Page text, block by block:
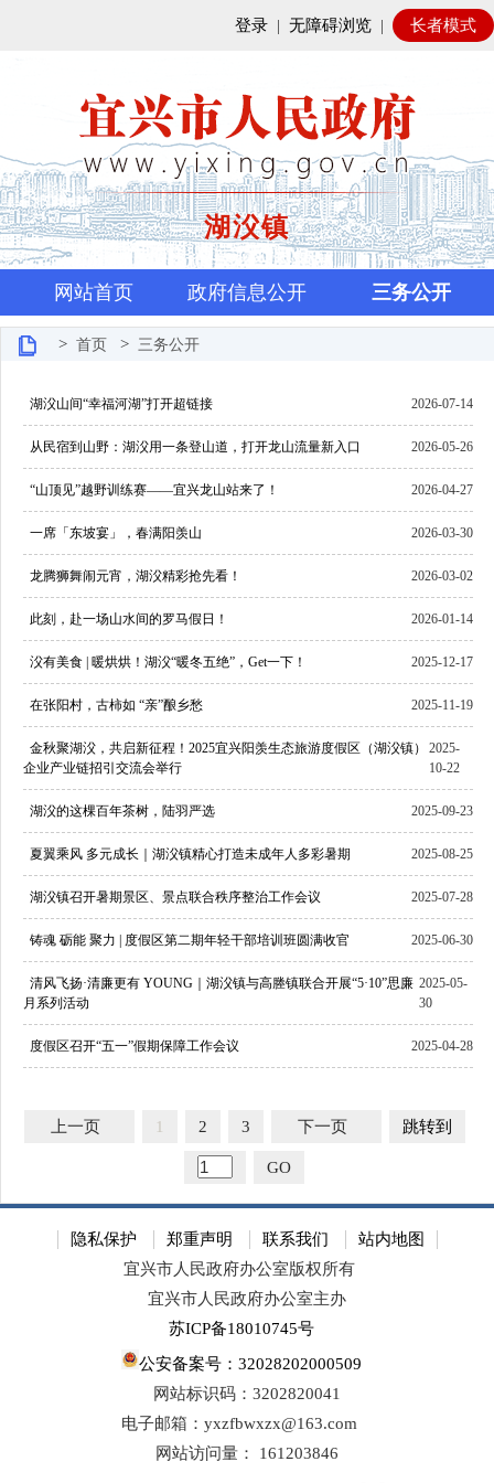
登录 | 无障碍浏览 | 长者模式
湖㳇镇
网站首页 政府信息公开 三务公开
> 首页 > 三务公开
湖㳇山间“幸福河湖”打开超链接 2026-07-14
从民宿到山野：湖㳇用一条登山道，打开龙山流量新入口 2026-05-26
“山顶见”越野训练赛——宜兴龙山站来了！ 2026-04-27
一席「东坡宴」，春满阳羡山 2026-03-30
龙腾狮舞闹元宵，湖㳇精彩抢先看！ 2026-03-02
此刻，赴一场山水间的罗马假日！ 2026-01-14
㳇有美食 | 暖烘烘！湖㳇“暖冬五绝”，Get一下！ 2025-12-17
在张阳村，古柿如 “亲”酿乡愁 2025-11-19
金秋聚湖㳇，共启新征程！2025宜兴阳羡生态旅游度假区（湖㳇镇）
企业产业链招引交流会举行
2025-
10-22
湖㳇的这棵百年茶树，陆羽严选 2025-09-23
夏翼乘风 多元成长｜湖㳇镇精心打造未成年人多彩暑期 2025-08-25
湖㳇镇召开暑期景区、景点联合秩序整治工作会议 2025-07-28
铸魂 砺能 聚力 | 度假区第二期年轻干部培训班圆满收官 2025-06-30
清风飞扬·清廉更有 YOUNG｜湖㳇镇与高塍镇联合开展“5·10”思廉
月系列活动
2025-05-
30
度假区召开“五一”假期保障工作会议 2025-04-28
上一页 1 2 3 下一页 跳转到
GO
隐私保护 郑重声明 联系我们
站内地图
宜兴市人民政府办公室版权所有
宜兴市人民政府办公室主办
苏ICP备18010745号
公安备案号：32028202000509
网站标识码：3202820041
电子邮箱：yxzfbwxzx@163.com
网站访问量：
161203846